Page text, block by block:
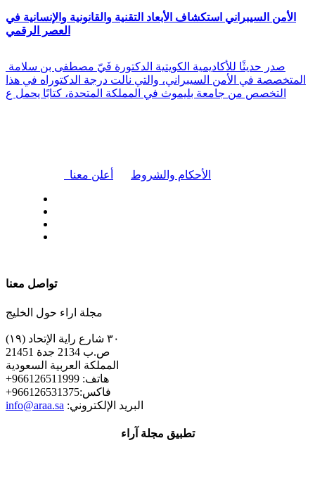
الأمن السيبراني استكشاف الأبعاد التقنية والقانونية والإنسانية في
العصر الرقمي
المتخصصة في الأمن السيبراني، والتي نالت درجة الدكتوراه في هذا
التخصص من جامعة بليموث في المملكة المتحدة، كتابًا يحمل ع
أعلن معنا الأحكام والشروط
تواصل معنا
مجلة اراء حول الخليج
٣٠ شارع راية الإتحاد (١٩)
ص.ب 2134 جدة 21451
المملكة العربية السعودية
+هاتف: 966126511999
+فاكس:966126531375
info@araa.sa :البريد الإلكتروني
تطبيق مجلة آراء